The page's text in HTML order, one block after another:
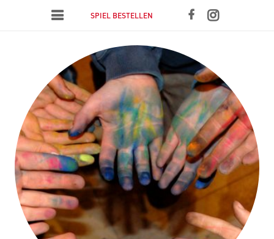
ICH DU WIR
Impressum
SPIEL BESTELLEN